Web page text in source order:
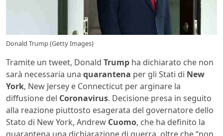
Donald Trump (Getty Images)
Tramite un tweet, Donald Trump ha dichiarato che non
sarà necessaria una quarantena per gli Stati di New
York, New Jersey e Connecticut per arginare la
diffusione del Coronavirus. Decisione presa in seguito
alla reazione piuttosto esagerata del governatore dello
Stato di New York, Andrew Cuomo, che ha definito la